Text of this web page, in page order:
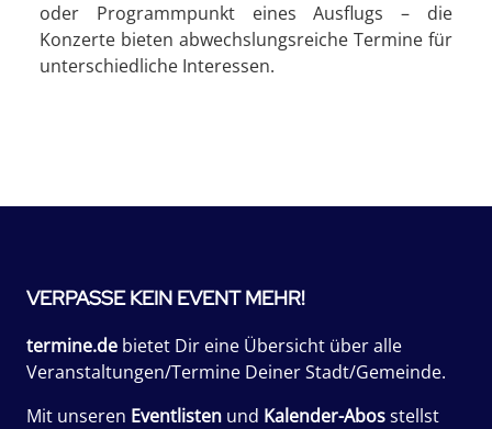
oder Programmpunkt eines Ausflugs – die
Konzerte bieten abwechslungsreiche Termine für
unterschiedliche Interessen.
VERPASSE KEIN EVENT MEHR!
termine.de bietet Dir eine Übersicht über alle
Veranstaltungen/Termine Deiner Stadt/Gemeinde.
Mit unseren Eventlisten und Kalender-Abosstellst